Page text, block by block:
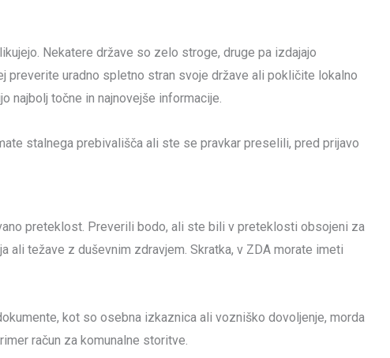
Nekatere države so zelo stroge, druge pa izdajajo
preverite uradno spletno stran svoje države ali pokličite lokalno
najbolj točne in najnovejše informacije.
stalnega prebivališča ali ste se pravkar preselili, pred prijavo
preteklost. Preverili bodo, ali ste bili v preteklosti obsojeni za
ali težave z duševnim zdravjem. Skratka, v ZDA morate imeti
kot so osebna izkaznica ali vozniško dovoljenje, morda
račun za komunalne storitve.